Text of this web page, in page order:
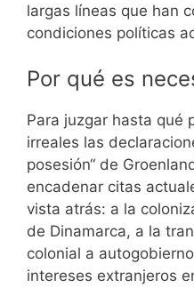
largas líneas que han
condiciones políticas
Por qué es
Para juzgar hasta qué
irreales las
posesión“ de
encadenar citas
vista atrás: a la
de Dinamarca, a la
colonial a
intereses extranjeros